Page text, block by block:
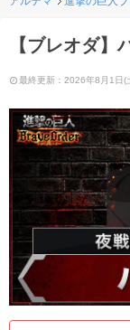
【ブレオダ】
最終更新：2026年8月1日(